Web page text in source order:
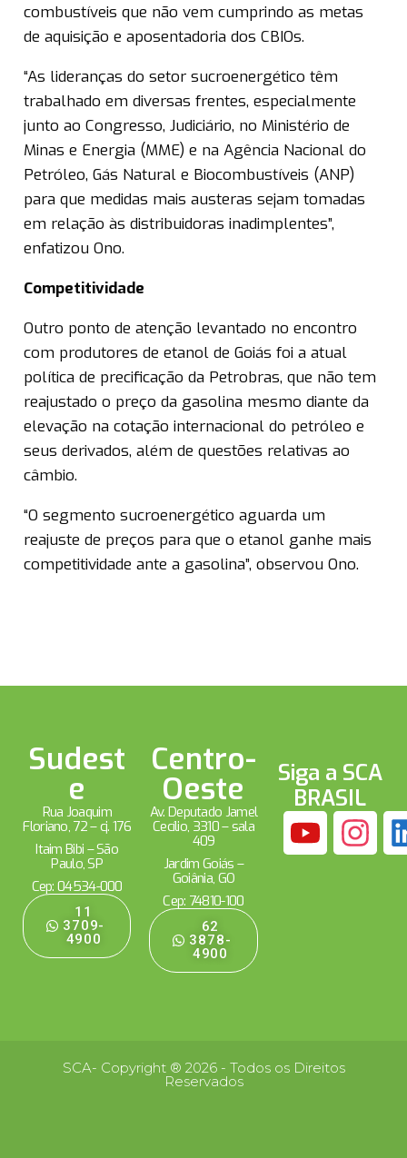
combustíveis que não vem cumprindo as metas
de aquisição e aposentadoria dos CBIOs.
“As lideranças do setor sucroenergético têm
trabalhado em diversas frentes, especialmente
junto ao Congresso, Judiciário, no Ministério de
Minas e Energia (MME) e na Agência Nacional do
Petróleo, Gás Natural e Biocombustíveis (ANP)
para que medidas mais austeras sejam tomadas
em relação às distribuidoras inadimplentes”,
enfatizou Ono.
Competitividade
Outro ponto de atenção levantado no encontro
com produtores de etanol de Goiás foi a atual
política de precificação da Petrobras, que não tem
reajustado o preço da gasolina mesmo diante da
elevação na cotação internacional do petróleo e
seus derivados, além de questões relativas ao
câmbio.
“O segmento sucroenergético aguarda um
reajuste de preços para que o etanol ganhe mais
competitividade ante a gasolina”, observou Ono.
Sudest
e
Rua Joaquim
Floriano, 72 – cj. 176
Itaim Bibi – São
Paulo, SP
Cep: 04534-000
11
3709-
4900
Centro-
Oeste
Av. Deputado Jamel
Cecílio, 3310 – sala
409
Jardim Goiás –
Goiânia, GO
Cep: 74810-100
62
3878-
4900
Siga a SCA
BRASIL
SCA- Copyright ® 2026 - Todos os Direitos
Reservados